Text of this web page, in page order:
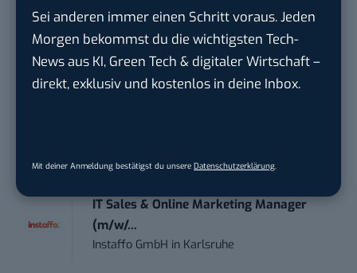
Sei anderen immer einen Schritt voraus. Jeden
Morgen bekommst du die wichtigsten Tech-
News aus KI, Green Tech & digitaler Wirtschaft –
direkt, exklusiv und kostenlos in deine Inbox.
Mit deiner Anmeldung bestätigst du unsere Datenschutzerklärung.
Anforderungs- und Projektmanager
touristische...
in
IT Sales & Online Marketing Manager
(m/w/...
Instaffo GmbH in Karlsruhe